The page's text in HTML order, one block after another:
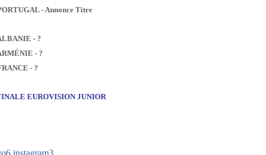
- Annonce Titre
- ?
- ?
- ?
EUROVISION JUNIOR